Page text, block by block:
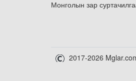
Монголын зар
2017-2026